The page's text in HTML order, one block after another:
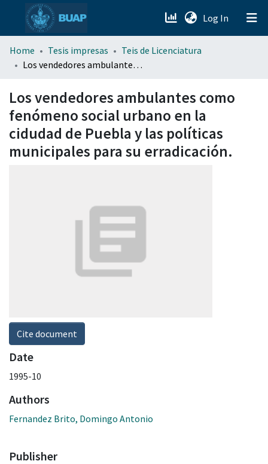
Log In (current)
menu.section.about_menu
Home Tesis impresas
Teis de Licenciatura
Los vendedores ambulantes como fenómeno social urbano en la cidudad de Puebla y las políticas municipales para su erradicación.
Los vendedores ambulantes como
fenómeno social urbano en la
cidudad de Puebla y las políticas
municipales para su erradicación.
Cite document
Date
1995-10
Authors
Fernandez Brito, Domingo Antonio
Publisher